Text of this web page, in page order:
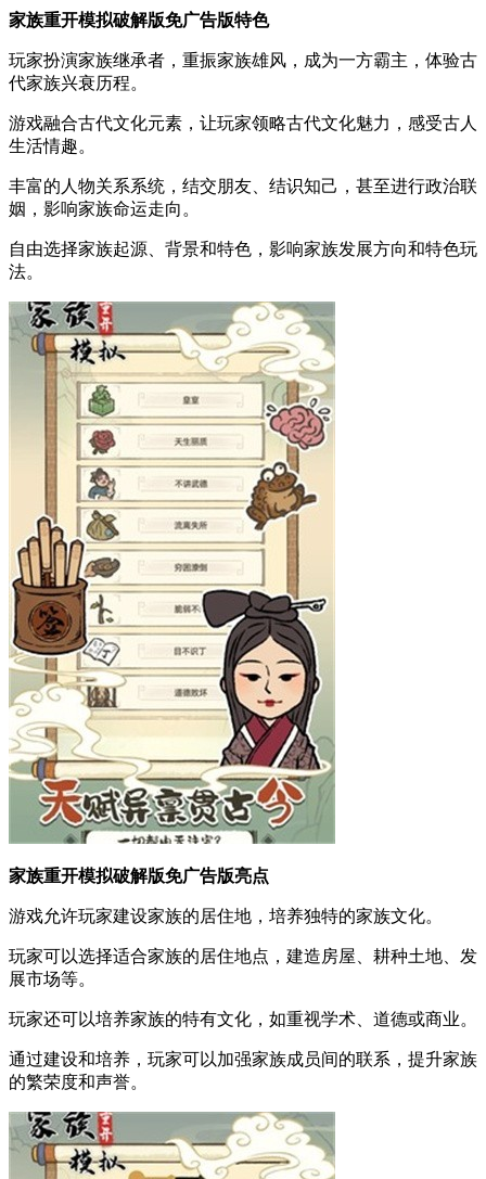
家族重开模拟破解版免广告版特色
玩家扮演家族继承者，重振家族雄风，成为一方霸主，体验古
代家族兴衰历程。
游戏融合古代文化元素，让玩家领略古代文化魅力，感受古人
生活情趣。
丰富的人物关系系统，结交朋友、结识知己，甚至进行政治联
姻，影响家族命运走向。
自由选择家族起源、背景和特色，影响家族发展方向和特色玩
法。
家族重开模拟破解版免广告版亮点
游戏允许玩家建设家族的居住地，培养独特的家族文化。
玩家可以选择适合家族的居住地点，建造房屋、耕种土地、发
展市场等。
玩家还可以培养家族的特有文化，如重视学术、道德或商业。
通过建设和培养，玩家可以加强家族成员间的联系，提升家族
的繁荣度和声誉。